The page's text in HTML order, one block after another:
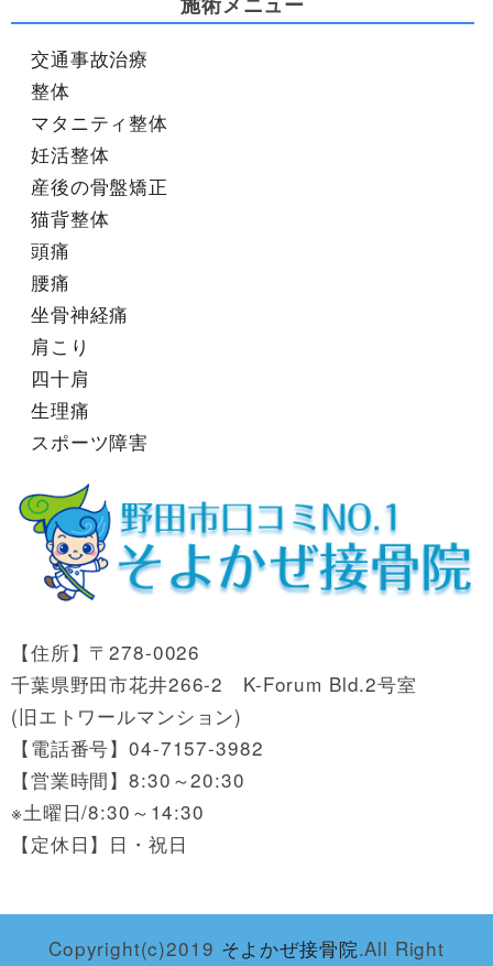
交通事故治療
整体
マタニティ整体
妊活整体
産後の骨盤矯正
猫背整体
頭痛
腰痛
坐骨神経痛
肩こり
四十肩
生理痛
スポーツ障害
【住所】〒278-0026
千葉県野田市花井266-2 K-Forum Bld.2号室
(旧エトワールマンション)
【電話番号】04-7157-3982
【営業時間】8:30～20:30
※土曜日/8:30～14:30
【定休日】日・祝日
Copyright(c)2019 そよかぜ接骨院.All Right